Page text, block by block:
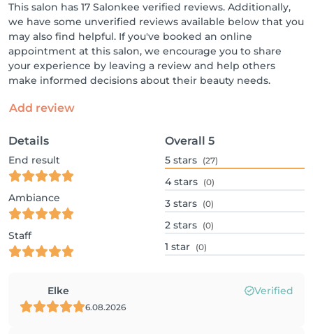
This salon has 17 Salonkee verified reviews. Additionally,
we have some unverified reviews available below that you
may also find helpful. If you've booked an online
appointment at this salon, we encourage you to share
your experience by leaving a review and help others
make informed decisions about their beauty needs.
Add review
Details
End result
Ambiance
Staff
Overall 5
5 stars (27)
4 stars (0)
3 stars (0)
2 stars (0)
1 star (0)
Elke Verified
6.08.2026